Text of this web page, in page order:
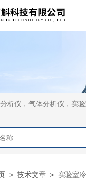
析仪，气体分析仪，实
>技术文章 > 实验室